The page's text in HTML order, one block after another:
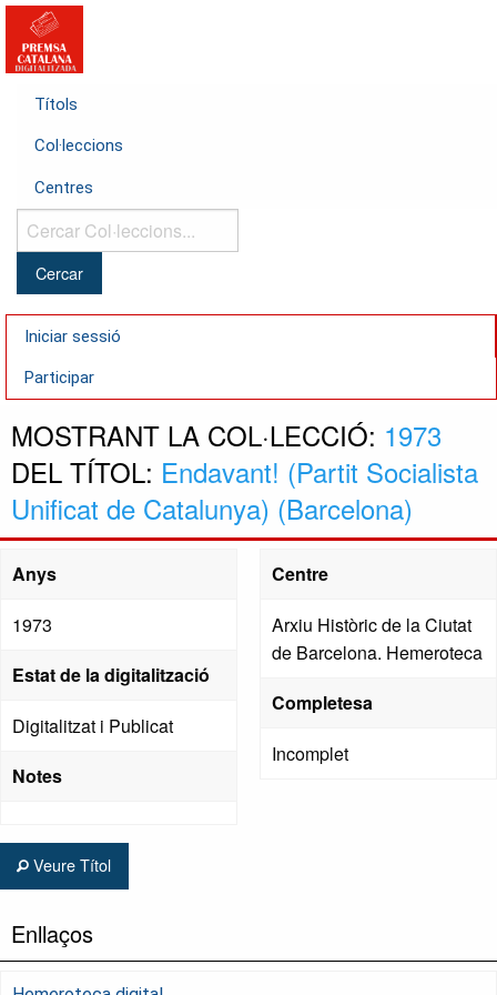
Títols
Col·leccions
Centres
Cercar
Col·leccions...
Iniciar sessió
Participar
MOSTRANT LA COL·LECCIÓ: 1973
DEL TÍTOL: Endavant! (Partit Socialista
Unificat de Catalunya) (Barcelona)
Anys
1973
Estat de la digitalització
Digitalitzat i Publicat
Notes
Centre
Arxiu Històric de la Ciutat
de Barcelona. Hemeroteca
Completesa
Incomplet
Veure Títol
Enllaços